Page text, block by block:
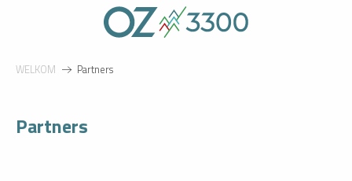
principal
WELKOM Partners
Partners